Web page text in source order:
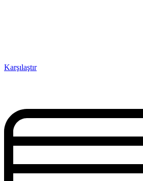
Karşılaştır